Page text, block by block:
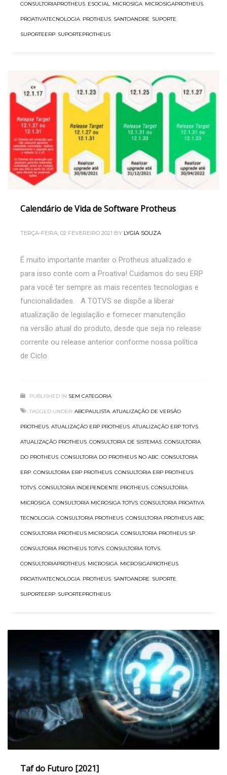
CONSULTORIAPROTHEUS, ESOCIAL, MICROSIGA, MICROSIGAPROTHEUS,
PROATIVATECNOLOGIA, PROTHEUS, SANTOANDRE, SUPORTE,
SUPORTEERP, SUPORTEPROTHEUS
Calendário de Vida de Software Protheus
TERÇA-FEIRA, 02 FEVEREIRO 2021 BY LYGIA SOUZA
É muito importante manter o Protheus atualizado e
para isso conte com a Proativa! Cuidamos do seu ERP
para você ter sempre as mais recentes tecnologias e
funcionalidades. A TOTVS se dispõe a liberar
atualização de legislação e fornecer manutenção
na versão atual do produto, desde que seja no release
corrente ou release anterior conforme nossa política
de Ciclo
PUBLISHED IN SEM CATEGORIA
TAGGED UNDER: ABCPAULISTA, ATUALIZAÇÃO DE VERSÃO
PROTHEUS, ATUALIZAÇÃO ERP PROTHEUS, ATUALIZAÇÃO ERP TOTVS,
ATUALIZAÇÃO PROTHEUS, CONSULTORIA DE SISTEMAS, CONSULTORIA
DO PROTHEUS, CONSULTORIA DO PROTHEUS NO ABC, CONSULTORIA
ERP, CONSULTORIA ERP PROTHEUS, CONSULTORIA ERP PROTHEUS
TOTVS, CONSULTORIA INDEPENDENTE PROTHEUS, CONSULTORIA
MICROSIGA, CONSULTORIA MICROSIGA TOTVS, CONSULTORIA PROATIVA
TECNOLOGIA, CONSULTORIA PROTHEUS, CONSULTORIA PROTHEUS ABC,
CONSULTORIA PROTHEUS MICROSIGA, CONSULTORIA PROTHEUS SP,
CONSULTORIA PROTHEUS TOTVS, CONSULTORIA TOTVS,
CONSULTORIAPROTHEUS, MICROSIGA, MICROSIGAPROTHEUS,
PROATIVATECNOLOGIA, PROTHEUS, SANTOANDRE, SUPORTE,
SUPORTEERP, SUPORTEPROTHEUS
Taf do Futuro [2021]